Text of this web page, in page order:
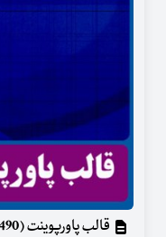
قالب پاورپوینت (1490)